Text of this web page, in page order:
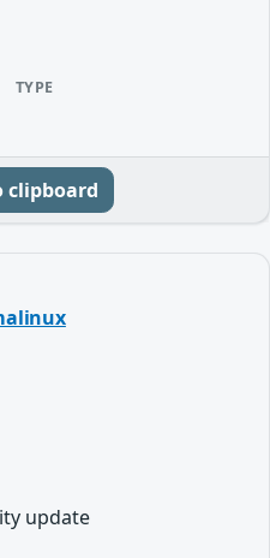
TYPE
clipboard
update